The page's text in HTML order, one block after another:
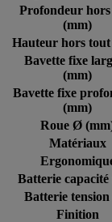
Profondeur
(mm)
Hauteur hors
Bavette fixe
(mm)
Bavette fixe
(mm)
Roue Ø
Matériaux
Batterie
Batterie
Finition